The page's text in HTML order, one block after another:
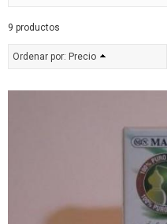
9 productos
Ordenar por: Precio